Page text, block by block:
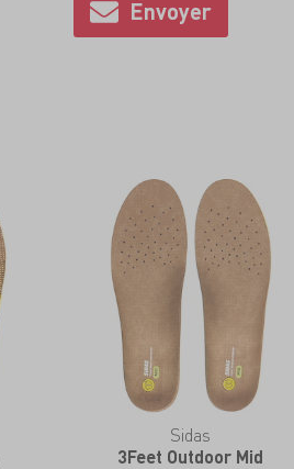
Sidas
3Feet Outdoor Mid